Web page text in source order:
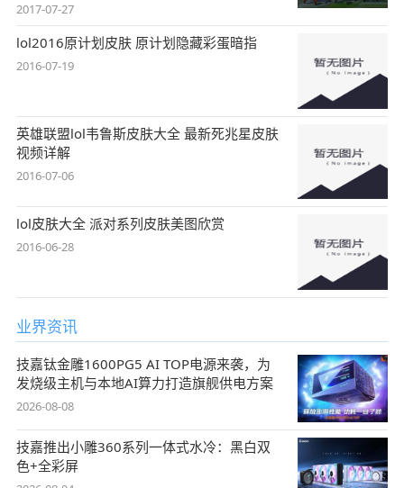
2017-07-27
lol2016原计划皮肤 原计划隐藏彩蛋暗指
2016-07-19
英雄联盟lol韦鲁斯皮肤大全 最新死兆星皮肤
视频详解
2016-07-06
lol皮肤大全 派对系列皮肤美图欣赏
2016-06-28
业界资讯
技嘉钛金雕1600PG5 AI TOP电源来袭，为
发烧级主机与本地AI算力打造旗舰供电方案
2026-08-08
技嘉推出小雕360系列一体式水冷：黑白双
色+全彩屏